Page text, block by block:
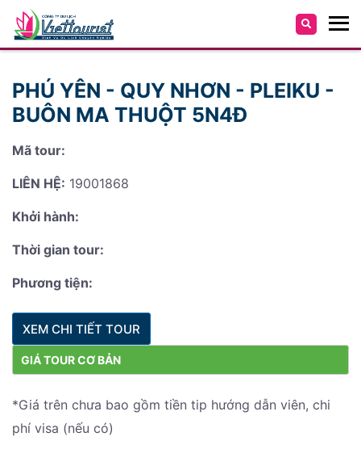
PHÚ YÊN - QUY NHƠN - PLEIKU -
BUÔN MA THUỘT 5N4Đ
Mã tour:
LIÊN HỆ: 19001868
Khởi hành:
Thời gian tour:
Phương tiện:
XEM CHI TIẾT TOUR
GIÁ TOUR CƠ BẢN
*Giá trên chưa bao gồm tiền tip hướng dẫn viên, chi
phí visa (nếu có)